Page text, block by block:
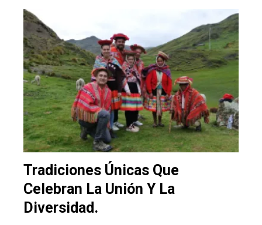
Tradiciones Únicas Que
Celebran La Unión Y La
Diversidad.